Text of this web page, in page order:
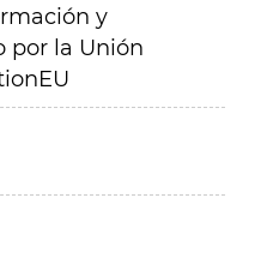
y
por la Unión